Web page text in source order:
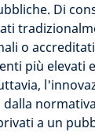
Di
o
più elevati
a un